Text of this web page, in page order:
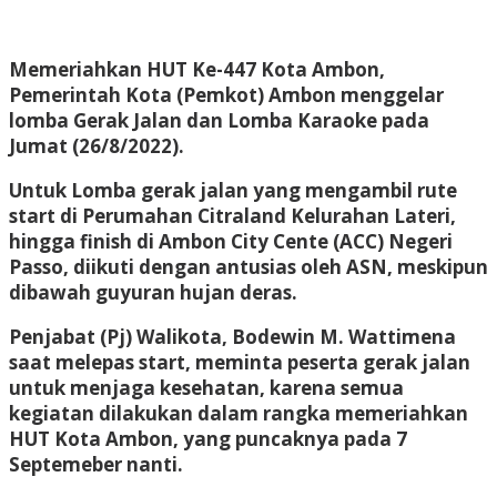
Memeriahkan HUT Ke-447 Kota Ambon,
Pemerintah Kota (Pemkot) Ambon menggelar
lomba Gerak Jalan dan Lomba Karaoke pada
Jumat (26/8/2022).
Untuk Lomba gerak jalan yang mengambil rute
start di Perumahan Citraland Kelurahan Lateri,
hingga finish di Ambon City Cente (ACC) Negeri
Passo, diikuti dengan antusias oleh ASN, meskipun
dibawah guyuran hujan deras.
Penjabat (Pj) Walikota, Bodewin M. Wattimena
saat melepas start, meminta peserta gerak jalan
untuk menjaga kesehatan, karena semua
kegiatan dilakukan dalam rangka memeriahkan
HUT Kota Ambon, yang puncaknya pada 7
Septemeber nanti.